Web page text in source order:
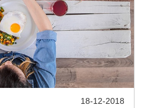
18-12-2018